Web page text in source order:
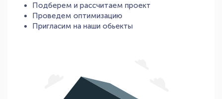
Подберем и рассчитаем проект
Проведем оптимизацию
Пригласим на наши обьекты